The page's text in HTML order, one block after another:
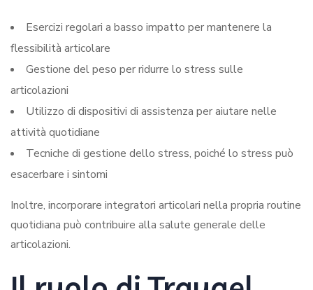
Esercizi regolari a basso impatto per mantenere la
flessibilità articolare
Gestione del peso per ridurre lo stress sulle
articolazioni
Utilizzo di dispositivi di assistenza per aiutare nelle
attività quotidiane
Tecniche di gestione dello stress, poiché lo stress può
esacerbare i sintomi
Inoltre, incorporare integratori articolari nella propria routine
quotidiana può contribuire alla salute generale delle
articolazioni.